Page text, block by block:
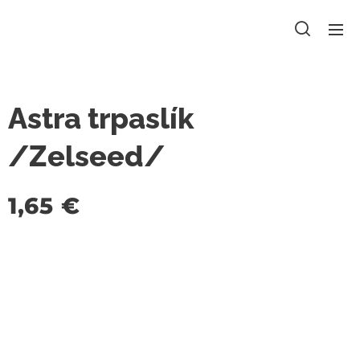
Astra trpaslík
/Zelseed/
1,65 €